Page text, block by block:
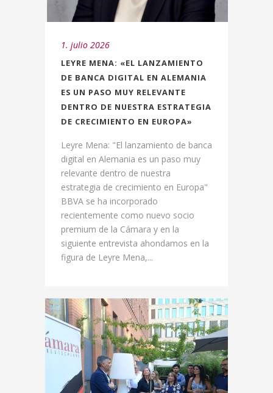
1. julio 2026
LEYRE MENA: «EL LANZAMIENTO
DE BANCA DIGITAL EN ALEMANIA
ES UN PASO MUY RELEVANTE
DENTRO DE NUESTRA ESTRATEGIA
DE CRECIMIENTO EN EUROPA»
Leyre Mena: "El lanzamiento de banca
digital en Alemania es un paso muy
relevante dentro de nuestra
estrategia de crecimiento en Europa"
BBVA se ha incorporado
recientemente como nuevo socio
premium de la Cámara y en la
siguiente entrevista ahondamos en la
figura de Leyre Mena,...